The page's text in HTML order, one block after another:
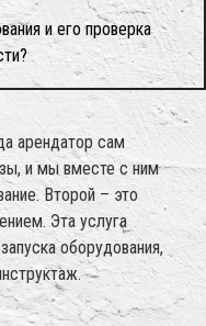
и его проверка
арендатор сам
и мы вместе с ним
Второй – это
Эта услуга
оборудования,